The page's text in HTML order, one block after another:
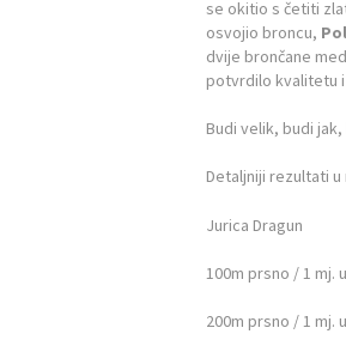
se okitio s četiti
osvojio broncu,
dvije brončane
potvrdilo kvalitetu i
Budi velik, budi jak,
Detaljniji rezultati u
Jurica Dragun
100m prsno / 1 mj.
200m prsno / 1 mj.